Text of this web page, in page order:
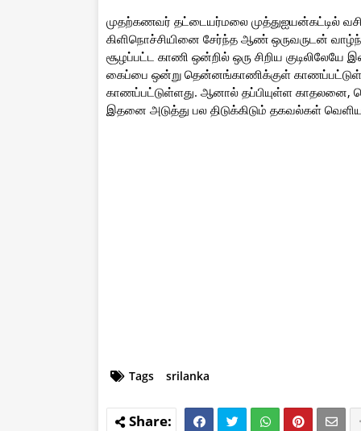
முதற்கணவர் தட்டையர்மலை முத்துஐயன்கட்டில்
கிளிநொச்சியினை சேர்ந்த ஆண் ஒருவருடன்
சூழப்பட்ட காணி ஒன்றில் ஒரு சிறிய
கைப்பை ஒன்று தென்னங்காணிக்குள்
காணப்பட்டுள்ளது. ஆனால் தப்பியுள்ள காதலனை,
இதனை அடுத்து பல திடுக்கிடும் தகவல்கள்
Tags srilanka